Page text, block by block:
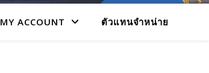
MY ACCOUNT ตัวแทนจำหน่าย